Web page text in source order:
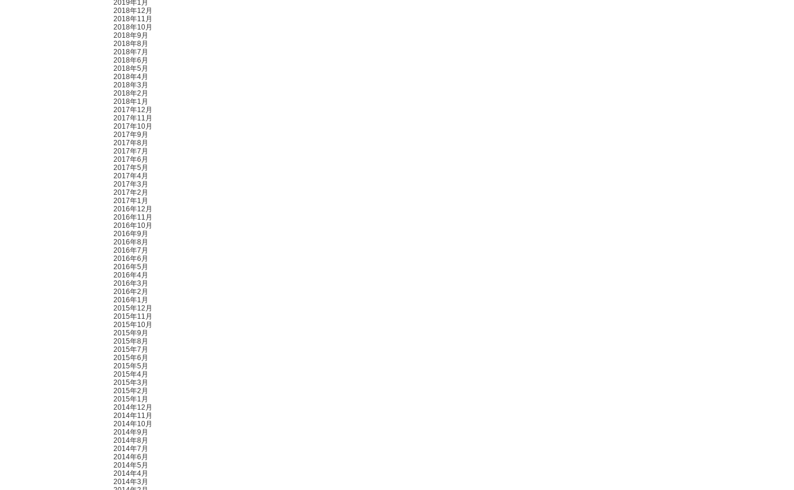
2019年1月
2018年12月
2018年11月
2018年10月
2018年9月
2018年8月
2018年7月
2018年6月
2018年5月
2018年4月
2018年3月
2018年2月
2018年1月
2017年12月
2017年11月
2017年10月
2017年9月
2017年8月
2017年7月
2017年6月
2017年5月
2017年4月
2017年3月
2017年2月
2017年1月
2016年12月
2016年11月
2016年10月
2016年9月
2016年8月
2016年7月
2016年6月
2016年5月
2016年4月
2016年3月
2016年2月
2016年1月
2015年12月
2015年11月
2015年10月
2015年9月
2015年8月
2015年7月
2015年6月
2015年5月
2015年4月
2015年3月
2015年2月
2015年1月
2014年12月
2014年11月
2014年10月
2014年9月
2014年8月
2014年7月
2014年6月
2014年5月
2014年4月
2014年3月